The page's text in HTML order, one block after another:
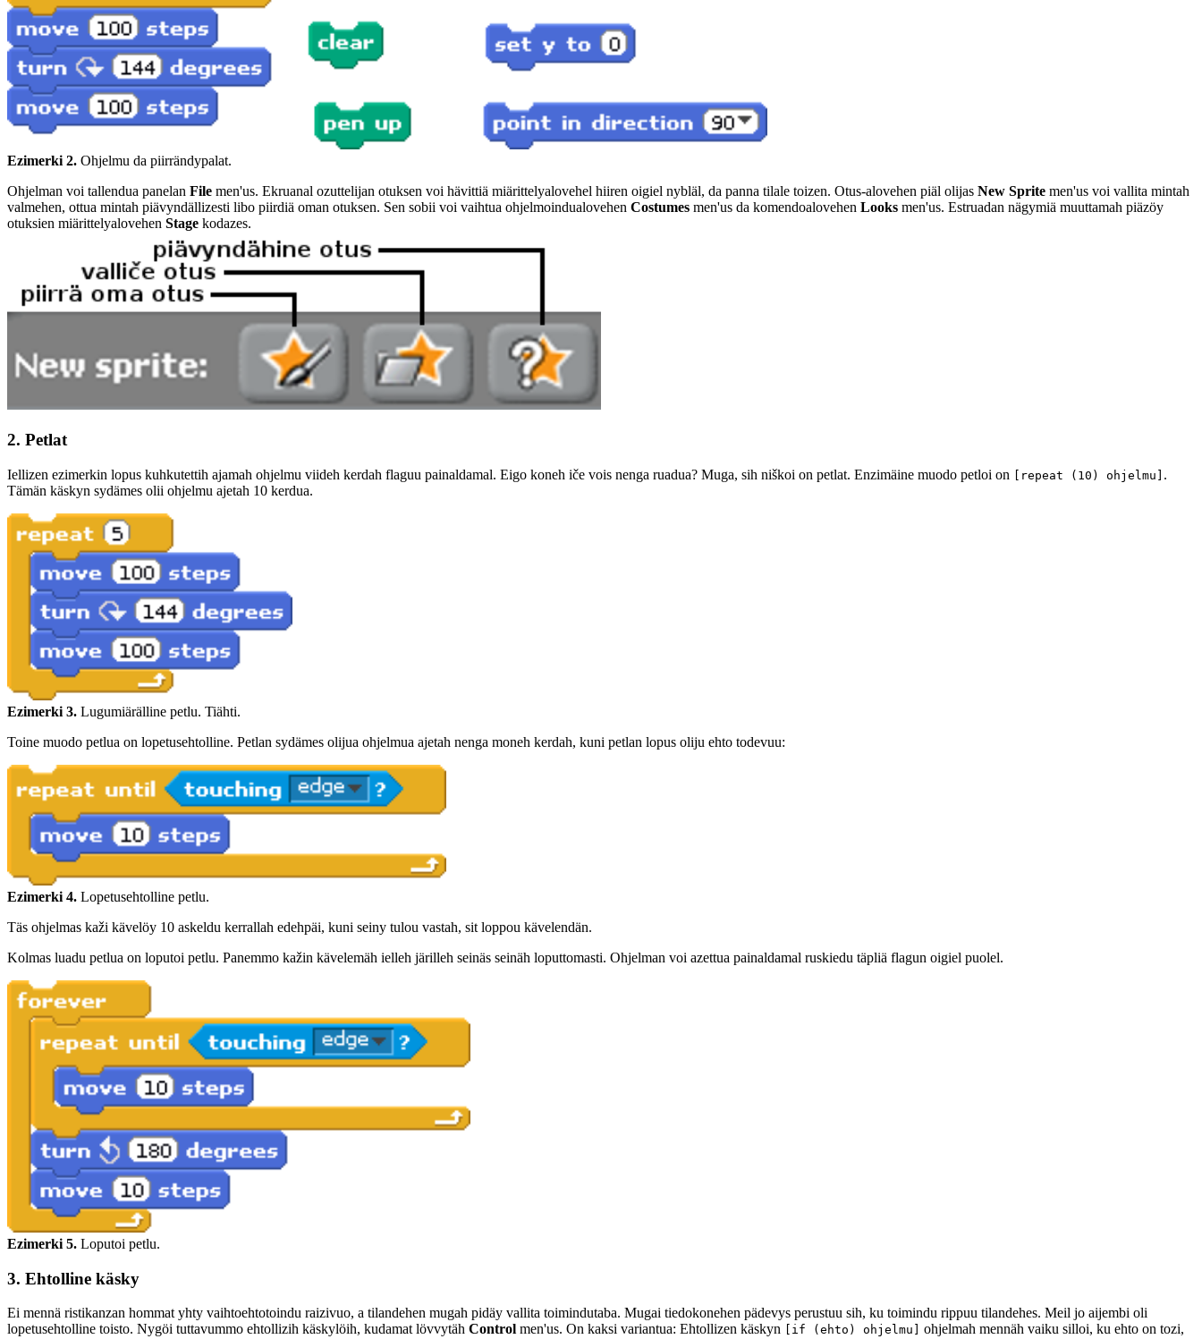
Ezimerki 2. Ohjelmu da piirrändypalat.
Ohjelman voi tallendua panelan File men'us. Ekruanal ozuttelijan otuksen voi hävittiä miärittelyalovehel hiiren oigiel nybläl, da panna tilale toizen. Otus-alovehen piäl olijas New Sprite men'us voi vallita mintah
valmehen, ottua mintah piävyndällizesti libo piirdiä oman otuksen. Sen sobii voi vaihtua ohjelmoindualovehen Costumes men'us da komendoalovehen Looks men'us. Estruadan nägymiä muuttamah piäzöy
otuksien miärittelyalovehen Stage kodazes.
2. Petlat
Iellizen ezimerkin lopus kuhkutettih ajamah ohjelmu viideh kerdah flaguu painaldamal. Eigo koneh iče vois nenga ruadua? Muga, sih niškoi on petlat. Enzimäine muodo petloi on [repeat (10) ohjelmu] .
Tämän käskyn sydämes olii ohjelmu ajetah 10 kerdua.
Ezimerki 3. Lugumiärälline petlu. Tiähti.
Toine muodo petlua on lopetusehtolline. Petlan sydämes olijua ohjelmua ajetah nenga moneh kerdah, kuni petlan lopus oliju ehto todevuu:
Ezimerki 4. Lopetusehtolline petlu.
Täs ohjelmas kaži kävelöy 10 askeldu kerrallah edehpäi, kuni seiny tulou vastah, sit loppou kävelendän.
Kolmas luadu petlua on loputoi petlu. Panemmo kažin kävelemäh ielleh järilleh seinäs seinäh loputtomasti. Ohjelman voi azettua painaldamal ruskiedu täpliä flagun oigiel puolel.
Ezimerki 5. Loputoi petlu.
3. Ehtolline käsky
Ei mennä ristikanzan hommat yhty vaihtoehtotoindu raizivuo, a tilandehen mugah pidäy vallita toimindutaba. Mugai tiedokonehen pädevys perustuu sih, ku toimindu rippuu tilandehes. Meil jo aijembi oli
lopetusehtolline toisto. Nygöi tuttavummo ehtollizih käskylöih, kudamat lövvytäh Control men'us. On kaksi variantua: Ehtollizen käskyn [if (ehto) ohjelmu]
ohjelmah mennäh vaiku silloi, ku ehto on tozi,